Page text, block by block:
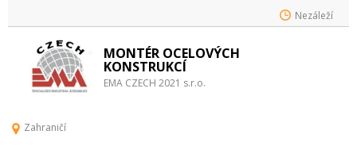
Nezáleží
MONTÉR OCELOVÝCH
KONSTRUKCÍ
EMA CZECH 2021 s.r.o.
Zahraničí